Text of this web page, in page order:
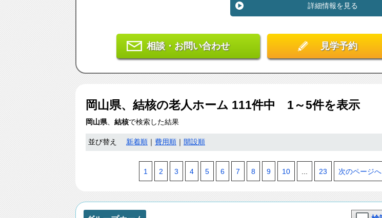
詳細情報を見る
相談・お問い合わせ 見学予約
岡山県、結核の老人ホーム 111件中 1～5件を表示
岡山県、 結核で検索した結果
並び替え 新着順 費用順 開設順
1 2 3 4 5 6 7 8 9 10 ... 23 次のページへ